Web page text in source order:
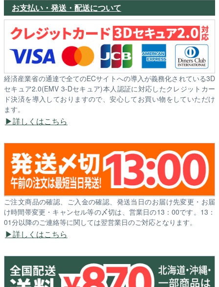
お支払い・発送・配送について
経済産業省の通達で全てのECサイトへの導入が義務化されている3D
セキュア2.0(EMV 3-Dセキュア)本人認証に対応したクレジットカー
ド決済を導入しておりますので、安心してお買い物をしていただけ
ます。
詳しくはこちら
ご注文商品の確認、ご入金の確認、発送当日のお届け先変更・お届
け時間帯変更・キャンセル等の〆切は、営業日の13：00です。13：
01分以降のご連絡等に関しては翌営業日のご対応となります。
詳しくはこちら